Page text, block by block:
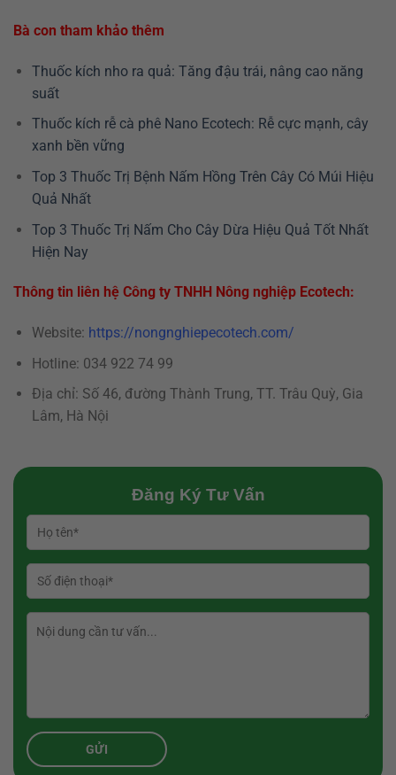
Bà con tham khảo thêm
Thuốc kích nho ra quả: Tăng đậu trái, nâng cao năng
suất
Thuốc kích rễ cà phê Nano Ecotech: Rễ cực mạnh, cây
xanh bền vững
Top 3 Thuốc Trị Bệnh Nấm Hồng Trên Cây Có Múi Hiệu
Quả Nhất
Top 3 Thuốc Trị Nấm Cho Cây Dừa Hiệu Quả Tốt Nhất
Hiện Nay
Thông tin liên hệ Công ty TNHH Nông nghiệp Ecotech:
Website: https://nongnghiepecotech.com/
Hotline: 034 922 74 99
Địa chỉ: Số 46, đường Thành Trung, TT. Trâu Quỳ, Gia
Lâm, Hà Nội
Đăng Ký Tư Vấn